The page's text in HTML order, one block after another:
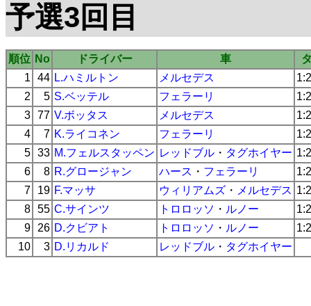
予選3回目
順位 No ドライバー 車
1
44 L.ハミルトン メルセデス
2
5 S.ベッテル フェラーリ
3 77 V.ボッタス メルセデス
4
7 K.ライコネン フェラーリ
5 33 M.フェルスタッペン レッドブル ・ タグホイヤー
6
8 R.グロージャン ハース ・ フェラーリ
7
19 F.マッサ ウィリアムズ ・ メルセデス
8 55 C.サインツ トロロッソ ・ ルノー
9
26 D.クビアト トロロッソ ・ ルノー
10
3 D.リカルド レッドブル ・ タグホイヤー